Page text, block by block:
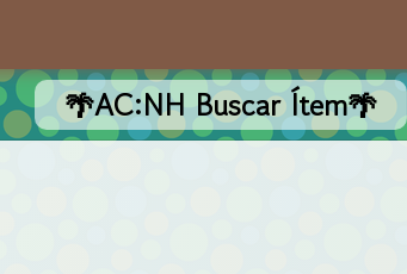
🌴AC:NH Buscar Ítem🌴